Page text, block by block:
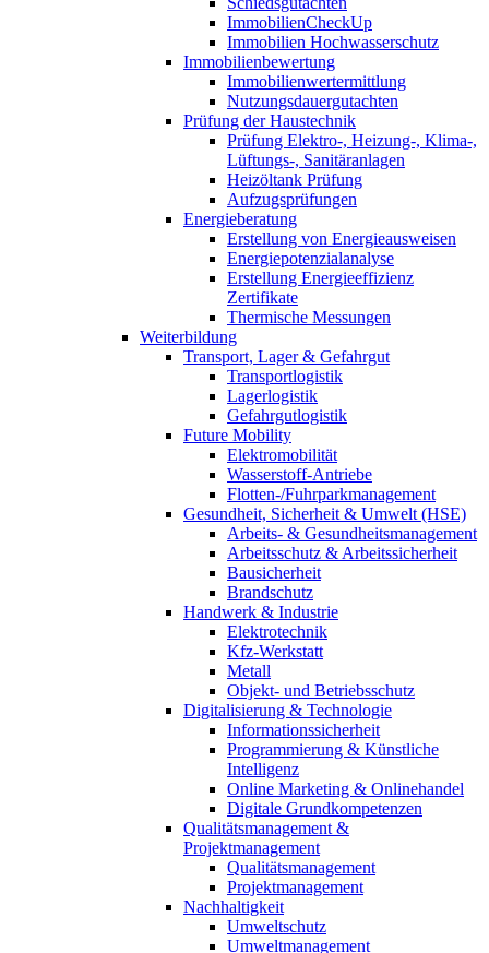
ImmobilienCheckUp
Immobilien Hochwasserschutz
Immobilienbewertung
Immobilienwertermittlung
Nutzungsdauergutachten
Prüfung der Haustechnik
Prüfung Elektro-, Heizung-, Klima-,
Lüftungs-, Sanitäranlagen
Heizöltank Prüfung
Aufzugsprüfungen
Energieberatung
Erstellung von Energieausweisen
Energiepotenzialanalyse
Erstellung Energieeffizienz
Zertifikate
Thermische Messungen
Weiterbildung
Transport, Lager & Gefahrgut
Transportlogistik
Lagerlogistik
Gefahrgutlogistik
Future Mobility
Elektromobilität
Wasserstoff-Antriebe
Flotten-/Fuhrparkmanagement
Gesundheit, Sicherheit & Umwelt (HSE)
Arbeits- & Gesundheitsmanagement
Arbeitsschutz & Arbeitssicherheit
Bausicherheit
Brandschutz
Handwerk & Industrie
Elektrotechnik
Kfz-Werkstatt
Metall
Objekt- und Betriebsschutz
Digitalisierung & Technologie
Informationssicherheit
Programmierung & Künstliche
Intelligenz
Online Marketing & Onlinehandel
Digitale Grundkompetenzen
Qualitätsmanagement &
Projektmanagement
Qualitätsmanagement
Projektmanagement
Nachhaltigkeit
Umweltschutz
Umweltmanagement